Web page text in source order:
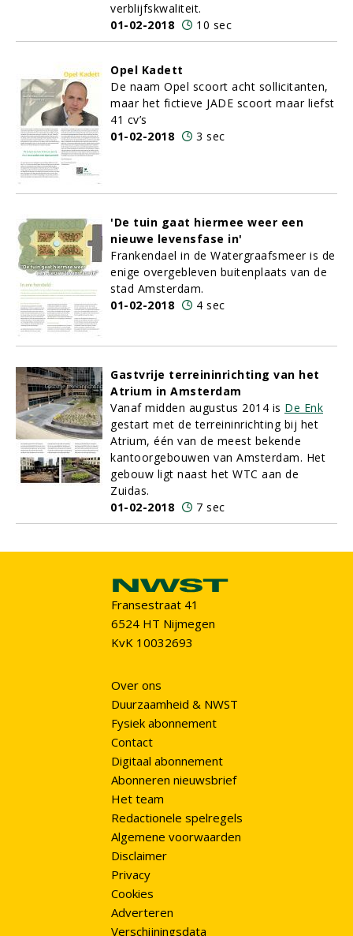
verblijfskwaliteit.
01-02-2018
10 sec
Opel Kadett
De naam Opel scoort acht sollicitanten,
maar het fictieve JADE scoort maar liefst
41 cv’s
01-02-2018
3 sec
'De tuin gaat hiermee weer een
nieuwe levensfase in'
Frankendael in de Watergraafsmeer is de
enige overgebleven buitenplaats van de
stad Amsterdam.
01-02-2018
4 sec
Gastvrije terreininrichting van het
Atrium in Amsterdam
Vanaf midden augustus 2014 is De Enk
gestart met de terreininrichting bij het
Atrium, één van de meest bekende
kantoorgebouwen van Amsterdam. Het
gebouw ligt naast het WTC aan de
Zuidas.
01-02-2018
7 sec
Fransestraat 41
6524 HT Nijmegen
KvK 10032693
Over ons
Duurzaamheid & NWST
Fysiek abonnement
Contact
Digitaal abonnement
Abonneren nieuwsbrief
Het team
Redactionele spelregels
Algemene voorwaarden
Disclaimer
Privacy
Cookies
Adverteren
Verschijningsdata